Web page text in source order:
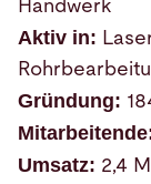
Handwerk
Aktiv in:
Gründung:
Umsatz: 2,4